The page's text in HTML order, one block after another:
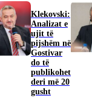
Klekovski:
Analizat e
ujit të
pijshëm në
Gostivar
do të
publikohet
deri më 20
gusht